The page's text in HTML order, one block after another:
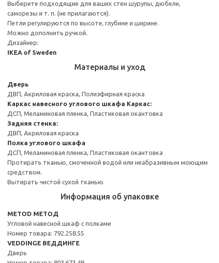
Выберите подходящие для ваших стен шурупы, дюбели,
саморезы и т. п. (не прилагаются).
Петли регулируются по высоте, глубине и ширине.
Можно дополнить ручкой.
Дизайнер:
IKEA of Sweden
Материалы и уход
Дверь
ДВП, Акриловая краска, Полиэфирная краска
Каркас навесного углового шкафа Каркас:
ДСП, Меламиновая пленка, Пластиковая окантовка
Задняя стенка:
ДВП, Акриловая краска
Полка углового шкафа
ДСП, Меламиновая пленка, Пластиковая окантовка
Протирать тканью, смоченной водой или неабразивным моющим
средством.
Вытирать чистой сухой тканью.
Информация об упаковке
METOD МЕТОД
Угловой навесной шкаф с полками
Номер товара: 792.258.55
VEDDINGE ВЕДДИНГЕ
Дверь